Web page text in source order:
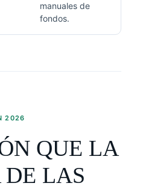
manuales de
fondos.
2026
QUE LA
LAS